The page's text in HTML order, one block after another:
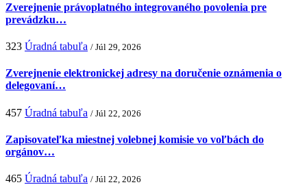
Zverejnenie právoplatného integrovaného povolenia pre
prevádzku…
323 Úradná tabuľa / Júl 29, 2026
Zverejnenie elektronickej adresy na doručenie oznámenia o
delegovaní…
457 Úradná tabuľa / Júl 22, 2026
Zapisovateľka miestnej volebnej komisie vo voľbách do
orgánov…
465 Úradná tabuľa / Júl 22, 2026